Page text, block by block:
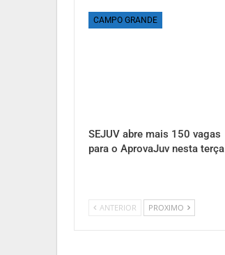
CAMPO GRANDE
SEJUV abre mais 150 vagas
para o AprovaJuv nesta terça
ANTERIOR PROXIMO